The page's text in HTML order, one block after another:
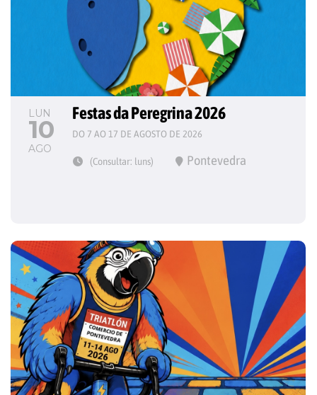
LUN
10
AGO
Festas da Peregrina 2026
DO 7 AO 17 DE AGOSTO DE 2026
(Consultar: luns) Pontevedra